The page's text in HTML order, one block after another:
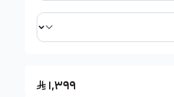
١٬٣٩٩